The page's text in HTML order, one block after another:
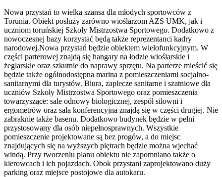
Nowa przystań to wielka szansa dla młodych sportowców z
Torunia. Obiekt posłuży zarówno wioślarzom AZS UMK, jak i
uczniom toruńskiej Szkoły Mistrzostwa Sportowego. Dodatkowo z
nowoczesnej bazy korzystać będą także reprezentanci kadry
narodowej.Nowa przystań będzie obiektem wielofunkcyjnym. W
części parterowej znajdą się hangary na łodzie wioślarskie i
żeglarskie oraz szkutnie do naprawy sprzętu. Na parterze mieścić się
będzie także ogólnodostępna marina z pomieszczeniami socjalno-
sanitarnymi dla turystów. Biura, zaplecze sanitarne i szatniowe dla
uczniów Szkoły Mistrzostwa Sportowego oraz pomieszczenia
towarzyszące: sale odnowy biologicznej, zespół siłowni i
ergometrów oraz sala konferencyjna znajdą się w części drugiej. Nie
zabraknie także basenu. Dodatkowo budynek będzie w pełni
przystosowany dla osób niepełnosprawnych. Wszystkie
pomieszczenie projektowane są bez progów, a do miejsc
znajdujących się na wyższych piętrach będzie można wjechać
windą. Przy tworzeniu planu obiektu nie zapomniano także o
kierowcach i ich pojazdach. Obok przystani zaprojektowano duży
parking oraz miejsce postojowe dla autokaru.